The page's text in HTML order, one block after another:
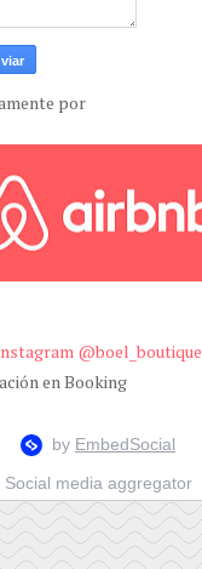
por
@boel_boutique
en Booking
Social media aggregator